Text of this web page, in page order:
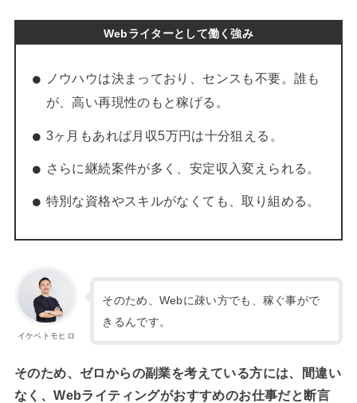
Webライターとして働く強み
ノウハウは決まっており、センスも不要。誰も
が、高い再現性のもと稼げる。
3ヶ月もあれば月収5万円は十分狙える。
さらに継続案件が多く、安定収入変えられる。
特別な資格やスキルがなくても、取り組める。
イケベトモヒロ
そのため、Webに疎い方でも、稼ぐ事がで
きるんです。
そのため、ゼロからの副業を考えている方には、間違い
なく、Webライティングがおすすめのお仕事だと断言